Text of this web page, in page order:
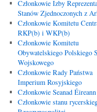
Członkowie Izby
Stanów Zjednoczonych z
Członkowie Komitetu
RKP(b) i WKP(b)
Członkowie Komitetu
Obywatelskiego Polskiego
Wojskowego
Członkowie Rady Państwa
Imperium Rosyjskiego
Członkowie Seanad Éireann
Członkowie stanu